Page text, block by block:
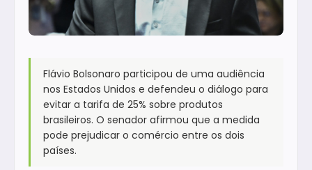
Flávio Bolsonaro participou de uma audiência
nos Estados Unidos e defendeu o diálogo para
evitar a tarifa de 25% sobre produtos
brasileiros. O senador afirmou que a medida
pode prejudicar o comércio entre os dois
países.